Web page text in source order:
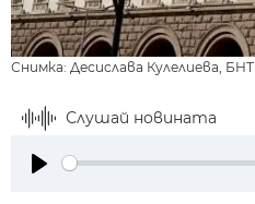
Снимка: Десислава Кулелиева, БНТ
Слушай новината